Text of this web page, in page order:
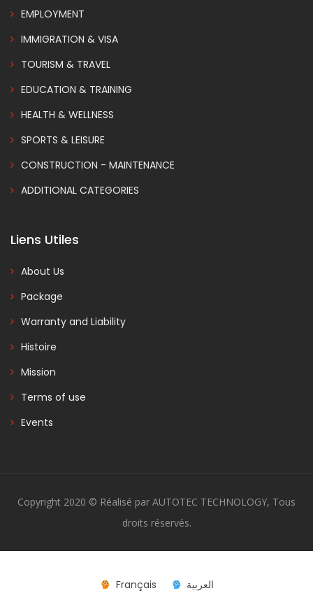
EMPLOYMENT
IMMIGRATION & VISA
TOURISM & TRAVEL
EDUCATION & TRAINING
HEALTH & WELLNESS
SPORTS & LEISURE
CONSTRUCTION - MAINTENANCE
ADDITIONAL CATEGORIES
Liens Utiles
About Us
Package
Warranty and Liability
Histoire
Mission
Terms of use
Events
Copyright 2020 © Réalisé par AUTOTEC TECHNOLOGY, Tous
droits réservés.
Français العربية